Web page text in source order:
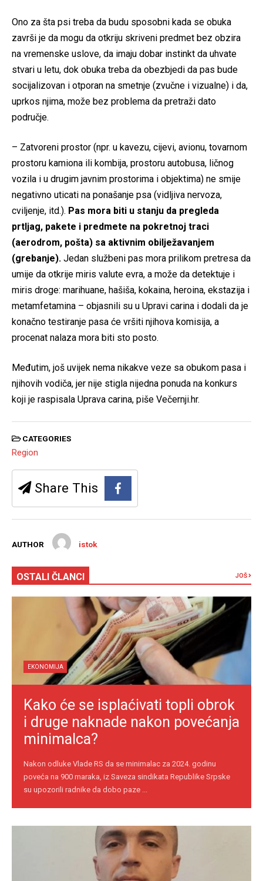
Ono za šta psi treba da budu sposobni kada se obuka
završi je da mogu da otkriju skriveni predmet bez obzira
na vremenske uslove, da imaju dobar instinkt da uhvate
stvari u letu, dok obuka treba da obezbjedi da pas bude
socijalizovan i otporan na smetnje (zvučne i vizualne) i da,
uprkos njima, može bez problema da pretraži dato
područje.
– Zatvoreni prostor (npr. u kavezu, cijevi, avionu, tovarnom
prostoru kamiona ili kombija, prostoru autobusa, ličnog
vozila i u drugim javnim prostorima i objektima) ne smije
negativno uticati na ponašanje psa (vidljiva nervoza,
cviljenje, itd.). Pas mora biti u stanju da pregleda
prtljag, pakete i predmete na pokretnoj traci
(aerodrom, pošta) sa aktivnim obilježavanjem
(grebanje). Jedan službeni pas mora prilikom pretresa da
umije da otkrije miris valute evra, a može da detektuje i
miris droge: marihuane, hašiša, kokaina, heroina, ekstazija i
metamfetamina – objasnili su u Upravi carina i dodali da je
konačno testiranje pasa će vršiti njihova komisija, a
procenat nalaza mora biti sto posto.
Međutim, još uvijek nema nikakve veze sa obukom pasa i
njihovih vodiča, jer nije stigla nijedna ponuda na konkurs
koji je raspisala Uprava carina, piše Večernji.hr.
CATEGORIES
Region
Share This
AUTHOR istok
OSTALI ČLANCI JOŠ
EKONOMIJA
Kako će se isplaćivati topli obrok
i druge naknade nakon povećanja
minimalca?
Nakon odluke Vlade RS da se minimalac za 2024. godinu
poveća na 900 maraka, iz Saveza sindikata Republike Srpske
su upozorili radnike da dobo paze ...